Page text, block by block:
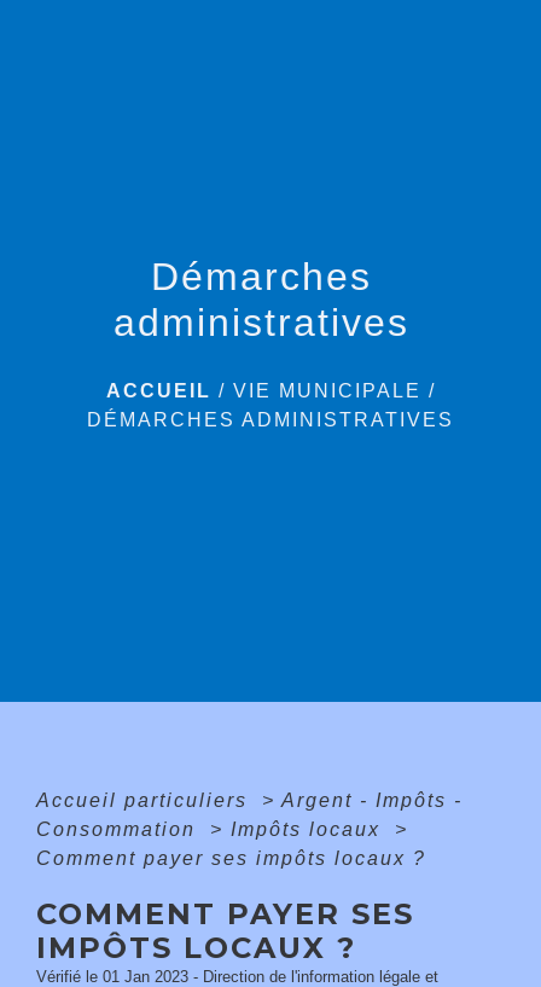
Démarches
administratives
ACCUEIL / VIE MUNICIPALE /
DÉMARCHES ADMINISTRATIVES
Accueil particuliers > Argent - Impôts -
Consommation
> Impôts locaux
>
Comment payer ses impôts locaux ?
COMMENT PAYER SES
IMPÔTS LOCAUX ?
Vérifié le 01 Jan 2023 - Direction de l'information légale et